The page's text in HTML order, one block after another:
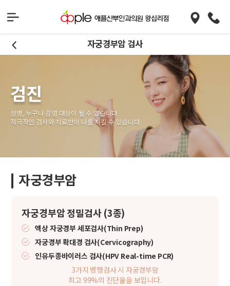
자궁경부암 검사
검진
성병, 누구나 감염 대상이 될 수 있습니다.
적극적인 검사와 치료만이 나를 지킬 수 있습니다.
자궁경부암
자궁경부암 정밀검사 (3종)
액상 자궁경부 세포검사(Thin Prep)
자궁경부 확대경 검사(Cervicography)
인유두종바이러스 검사(HPV Real-time PCR)
3가지 병행검사 시 자궁경부암
최고 99%의 진단율을 보입니다.